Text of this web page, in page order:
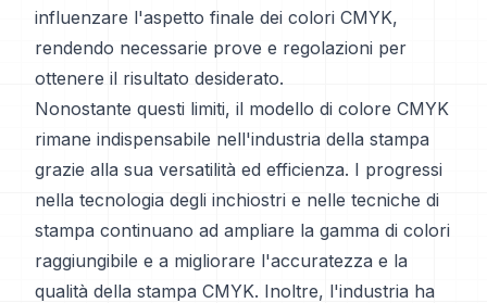
influenzare l'aspetto finale dei colori CMYK,
rendendo necessarie prove e regolazioni per
ottenere il risultato desiderato.
Nonostante questi limiti, il modello di colore CMYK
rimane indispensabile nell'industria della stampa
grazie alla sua versatilità ed efficienza. I progressi
nella tecnologia degli inchiostri e nelle tecniche di
stampa continuano ad ampliare la gamma di colori
raggiungibile e a migliorare l'accuratezza e la
qualità della stampa CMYK. Inoltre, l'industria ha